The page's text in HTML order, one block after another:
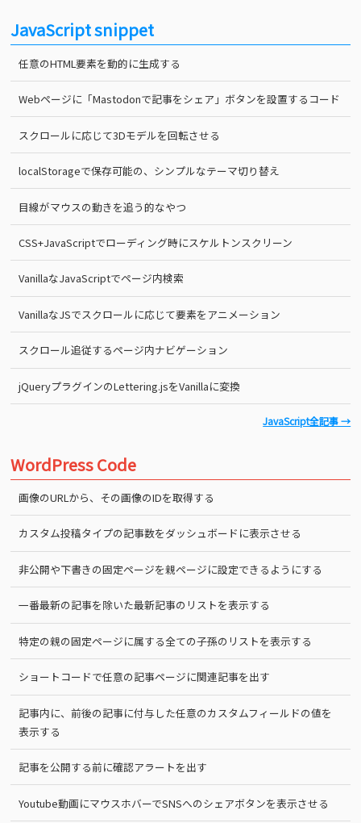
JavaScript snippet
任意のHTML要素を動的に生成する
Webページに「Mastodonで記事をシェア」ボタンを設置するコード
スクロールに応じて3Dモデルを回転させる
localStorageで保存可能の、シンプルなテーマ切り替え
目線がマウスの動きを追う的なやつ
CSS+JavaScriptでローディング時にスケルトンスクリーン
VanillaなJavaScriptでページ内検索
VanillaなJSでスクロールに応じて要素をアニメーション
スクロール追従するページ内ナビゲーション
jQueryプラグインのLettering.jsをVanillaに変換
JavaScript全記事 →
WordPress Code
画像のURLから、その画像のIDを取得する
カスタム投稿タイプの記事数をダッシュボードに表示させる
非公開や下書きの固定ページを親ページに設定できるようにする
一番最新の記事を除いた最新記事のリストを表示する
特定の親の固定ページに属する全ての子孫のリストを表示する
ショートコードで任意の記事ページに関連記事を出す
記事内に、前後の記事に付与した任意のカスタムフィールドの値を
表示する
記事を公開する前に確認アラートを出す
Youtube動画にマウスホバーでSNSへのシェアボタンを表示させる